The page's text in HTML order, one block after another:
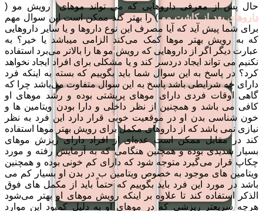
کاشت ابرو به روش
بایوگرافت
کاشت ابرو به روش FIT
کاشت ابرو به روش LHE
کاشت
مو
به
روش
DHI
کاشت
مو
برای
حال پس از معرفی داروهایی که می تواند موهای رویش مو (
داروهای بعد از کاشت مو) را بهتر کند ممکن است این سوال مهم
برای شما پیش آید که آیا مصرف این نوع داروها و یا سایر داروهایی
که به رویش بهتر موها کمک می‌کند الزامی میباشد یا خیر؟ به
عبارت دیگر اگر از داروهایی که رویش مو ها را بالاتر می‌برد استفاده
نکنیم می تواند ایجاد دردسر کند و یا مشکلی برای افراد ایجاد نخواهد
کرد؟ در پاسخ به این سوال شما باید بگوییم که بسته به اینکه فرد
دارای چه شرایطی باشد پاسخ به این سوال متفاوت می‌باشد چرا که
گاهی اوقات فردی دارای موهای پرپشتی بوده و رشد موهای او
کافی می باشد و همچنین از نظر داخلی و دارا بودن ویتامین ها و
خون شناسی بدن او در موقعیت خوبی قرار دارد این فرد به نظر
نیازی نمی باشد که از داروهای مکمل برای رویش بهتر موها استفاده
کند در مقابل ممکن است عده‌ای از افراد دارای ریزش موهای
بسیار شدیدی بوده و همچنین هنگامی که به آزمایش رفته و مورد
چکاپ قرار می‌گیرد متوجه شود که دارای کم خونی بوده و همچنین
ویتامین های موجود به خصوص ویتامین ب در بدن او بسیار کم می
باشد در مورد این فرد باید بگوییم که حتماً باید از مکمل های فوق
الذکر استفاده کند تا علاوه بر اینکه رویش موهای او بهتر می‌شود
هرچه سریعتر ریزشی که در موهای او به دلیل کمبود این موارد